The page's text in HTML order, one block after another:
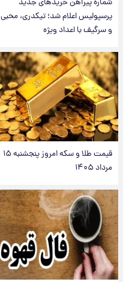
شماره پیراهن خریدهای جدید
پرسپولیس اعلام شد؛ تیکدری، محبی
و سرگیف با اعداد ویژه
قیمت طلا و سکه امروز پنجشنبه ۱۵
مرداد ۱۴۰۵